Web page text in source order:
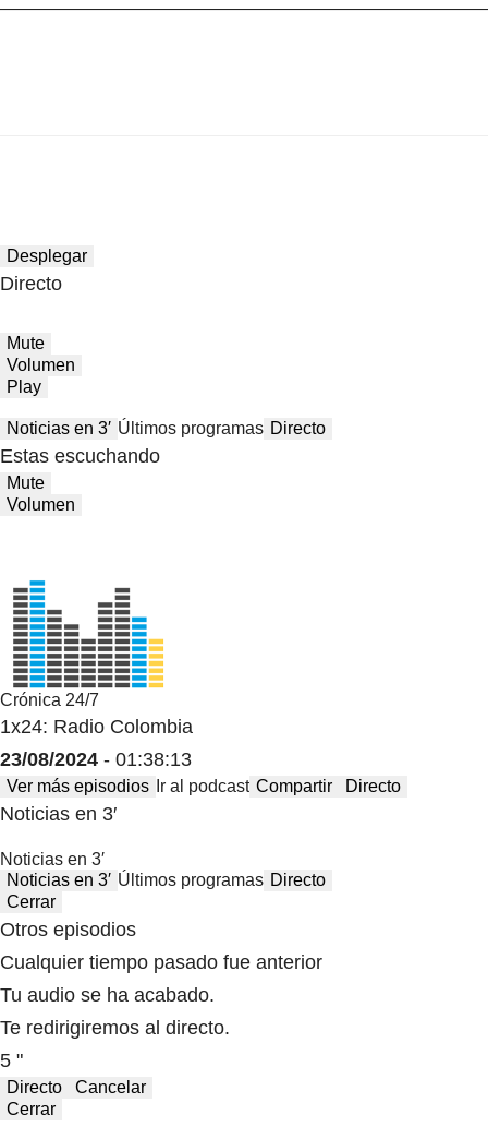
Desplegar
Directo
Mute
Volumen
Play
Noticias en 3′ Últimos programas Directo
Estas escuchando
Mute
Volumen
Crónica 24/7
1x24: Radio Colombia
23/08/2024 - 01:38:13
Ver más episodios Ir al podcast Compartir Directo
Noticias en 3′
Noticias en 3′
Noticias en 3′ Últimos programas Directo
Cerrar
Otros episodios
Cualquier tiempo pasado fue anterior
Tu audio se ha acabado.
Te redirigiremos al directo.
5 "
Directo
Cancelar
Cerrar